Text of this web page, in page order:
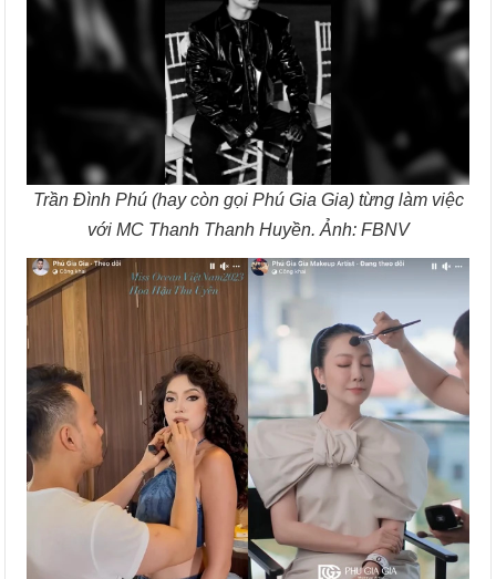
Trần Đình Phú (hay còn gọi Phú Gia Gia) từng làm việc
với MC Thanh Thanh Huyền. Ảnh: FBNV